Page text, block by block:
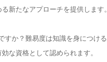
新たなアプローチを提供します
すか？難易度は知識を身につけ
な資格として認められます。